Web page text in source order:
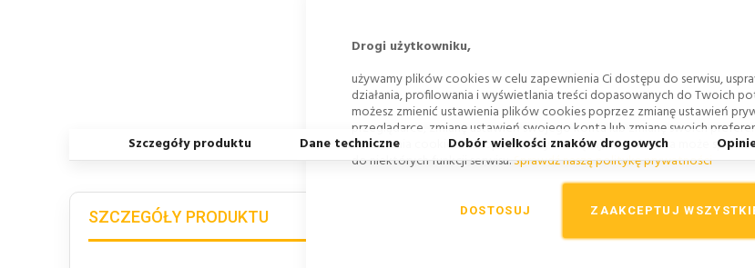
Drogi użytkowniku,
używamy plików cookies w celu zapewnienia Ci dostępu do serwisu,
działania, profilowania i wyświetlania treści dopasowanych do Twoich
możesz zmienić ustawienia plików cookies poprzez zmianę ustawień
przeglądarce, zmianę ustawień swojego konta lub zmianę swoich
Ustawienia cookies w stopce strony. Pamiętaj, że zmiana ta może
do niektórych funkcji serwisu.Sprawdź naszą politykę prywatności
ZAAKCEPTUJ
DOSTOSUJ
Szczegóły produktu Dane techniczne Dobór wielkości znaków drogowych
SZCZEGÓŁY PRODUKTU